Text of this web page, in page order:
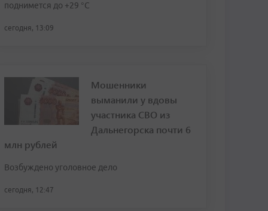
поднимется до +29 °С
сегодня, 13:09
Мошенники
выманили у вдовы
участника СВО из
Дальнегорска почти 6
млн рублей
Возбуждено уголовное дело
сегодня, 12:47